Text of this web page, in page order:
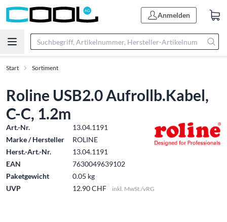
Anmelden
Start Sortiment
Roline USB2.0 Aufrollb.Kabel,
C-C, 1.2m
Art.-Nr.
13.04.1191
Marke / Hersteller
ROLINE
Herst.-Art.-Nr.
13.04.1191
EAN
7630049639102
Paketgewicht
0.05 kg
UVP
12.90 CHF inkl. MwSt./vRG